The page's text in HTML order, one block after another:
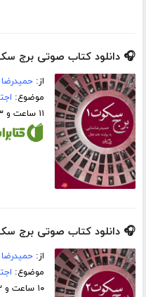
🎧 دانلود کتاب صوتی برج
از:
موضوع:
۱۱ ساعت و ۱۳ دقیقه
🎧 دانلود کتاب صوتی برج
از:
موضوع:
۱۰ ساعت و ۴۲ دقیقه